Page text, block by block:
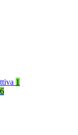
1
6